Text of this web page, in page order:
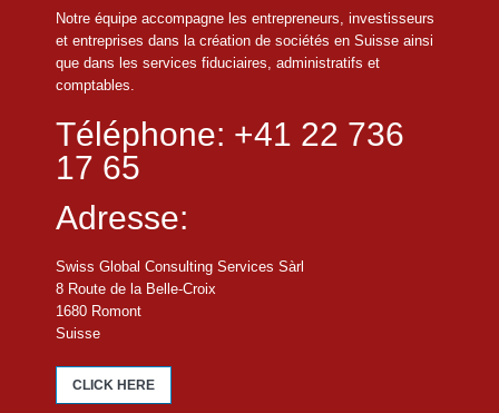
Notre équipe accompagne les entrepreneurs, investisseurs
et entreprises dans la création de sociétés en Suisse ainsi
que dans les services fiduciaires, administratifs et
comptables.
Téléphone: +41 22 736
17 65
Adresse:
Swiss Global Consulting Services Sàrl
8 Route de la Belle-Croix
1680 Romont
Suisse
CLICK HERE